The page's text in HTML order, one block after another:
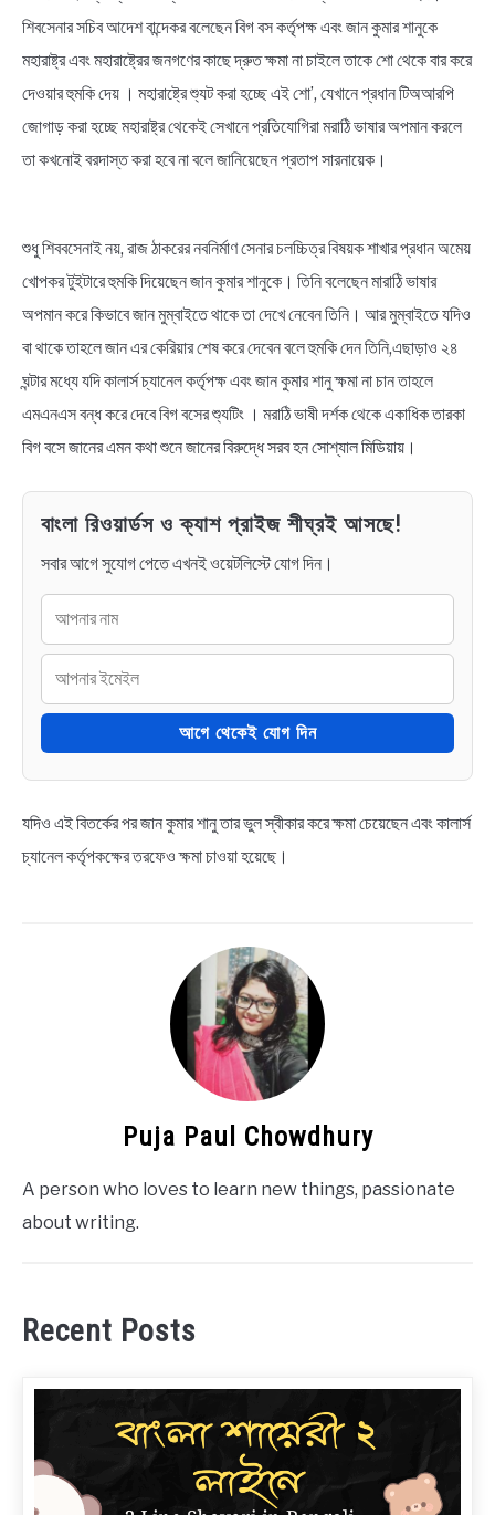
শিবসেনার সচিব আদেশ বান্দেকর বলেছেন বিগ বস কর্তৃপক্ষ এবং জান কুমার শানুকে
মহারাষ্ট্র এবং মহারাষ্ট্রের জনগণের কাছে দ্রুত ক্ষমা না চাইলে তাকে শো থেকে বার করে
দেওয়ার হুমকি দেয় । মহারাষ্ট্রে শ্যুট করা হচ্ছে এই শো’, যেখানে প্রধান টিঅআরপি
জোগাড় করা হচ্ছে মহারাষ্ট্র থেকেই সেখানে প্রতিযোগিরা মরাঠি ভাষার অপমান করলে
তা কখনোই বরদাস্ত করা হবে না বলে জানিয়েছেন প্রতাপ সারনায়েক।
শুধু শিববসেনাই নয়, রাজ ঠাকরের নবনির্মাণ সেনার চলচ্চিত্র বিষয়ক শাখার প্রধান অমেয়
খোপকর টুইটারে হুমকি দিয়েছেন জান কুমার শানুকে। তিনি বলেছেন মারাঠি ভাষার
অপমান করে কিভাবে জান মুম্বাইতে থাকে তা দেখে নেবেন তিনি। আর মুম্বাইতে যদিও
বা থাকে তাহলে জান এর কেরিয়ার শেষ করে দেবেন বলে হুমকি দেন তিনি,এছাড়াও ২৪
ঘন্টার মধ্যে যদি কালার্স চ্যানেল কর্তৃপক্ষ এবং জান কুমার শানু ক্ষমা না চান তাহলে
এমএনএস বন্ধ করে দেবে বিগ বসের শ্যুটিং । মরাঠি ভাষী দর্শক থেকে একাধিক তারকা
বিগ বসে জানের এমন কথা শুনে জানের বিরুদ্ধে সরব হন সোশ্যাল মিডিয়ায়।
বাংলা রিওয়ার্ডস ও ক্যাশ প্রাইজ শীঘ্রই আসছে!
সবার আগে সুযোগ পেতে এখনই ওয়েটলিস্টে যোগ দিন।
আগে থেকেই যোগ দিন
যদিও এই বিতর্কের পর জান কুমার শানু তার ভুল স্বীকার করে ক্ষমা চেয়েছেন এবং কালার্স
চ্যানেল কর্তৃপকক্ষের তরফেও ক্ষমা চাওয়া হয়েছে।
Puja Paul Chowdhury
A person who loves to learn new things, passionate
about writing.
Recent Posts